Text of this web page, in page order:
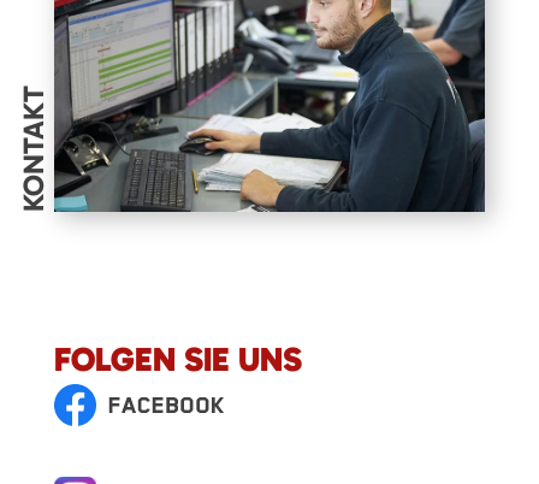
KONTAKT
FOLGEN SIE UNS